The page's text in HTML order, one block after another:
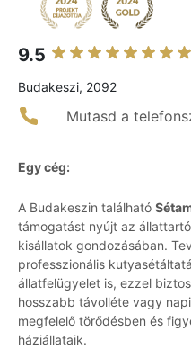
9.5
Budakeszi, 2092
Mutasd a
Egy cég:
A Budakeszin található
támogatást nyújt az
kisállatok gondozásában.
professzionális
állatfelügyelet is, ezzel
hosszabb távolléte vagy
megfelelő törődésben és
háziállataik.